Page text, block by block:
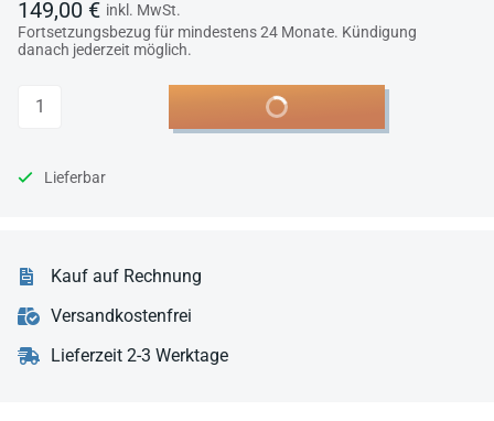
149,00 € inkl. MwSt.
Fortsetzungsbezug für mindestens 24 Monate. Kündigung
danach jederzeit möglich.
Anzahl In den Warenkorb
Lieferbar
Kauf auf Rechnung
Versandkostenfrei
Lieferzeit 2-3 Werktage